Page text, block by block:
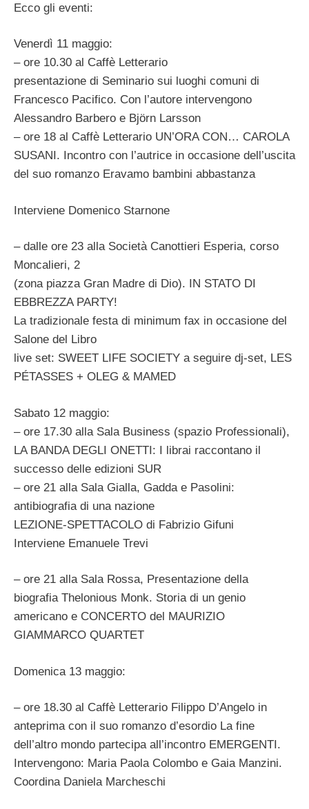
Ecco gli eventi:
Venerdì 11 maggio:
– ore 10.30 al Caffè Letterario
presentazione di Seminario sui luoghi comuni di
Francesco Pacifico. Con l’autore intervengono
Alessandro Barbero e Björn Larsson
– ore 18 al Caffè Letterario UN’ORA CON… CAROLA
SUSANI. Incontro con l’autrice in occasione dell’uscita
del suo romanzo Eravamo bambini abbastanza
Interviene Domenico Starnone
– dalle ore 23 alla Società Canottieri Esperia, corso
Moncalieri, 2
(zona piazza Gran Madre di Dio). IN STATO DI
EBBREZZA PARTY!
La tradizionale festa di minimum fax in occasione del
Salone del Libro
live set: SWEET LIFE SOCIETY a seguire dj-set, LES
PÉTASSES + OLEG & MAMED
Sabato 12 maggio:
– ore 17.30 alla Sala Business (spazio Professionali),
LA BANDA DEGLI ONETTI: I librai raccontano il
successo delle edizioni SUR
– ore 21 alla Sala Gialla, Gadda e Pasolini:
antibiografia di una nazione
LEZIONE-SPETTACOLO di Fabrizio Gifuni
Interviene Emanuele Trevi
– ore 21 alla Sala Rossa, Presentazione della
biografia Thelonious Monk. Storia di un genio
americano e CONCERTO del MAURIZIO
GIAMMARCO QUARTET
Domenica 13 maggio:
– ore 18.30 al Caffè Letterario Filippo D’Angelo in
anteprima con il suo romanzo d’esordio La fine
dell’altro mondo partecipa all’incontro EMERGENTI.
Intervengono: Maria Paola Colombo e Gaia Manzini.
Coordina Daniela Marcheschi